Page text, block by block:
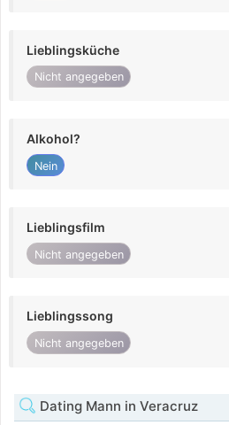
Lieblingsküche
Nicht angegeben
Alkohol?
Nein
Lieblingsfilm
Nicht angegeben
Lieblingssong
Nicht angegeben
Dating Mann in Veracruz